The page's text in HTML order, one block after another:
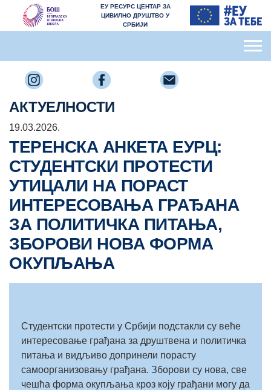
ЕУ РЕСУРС ЦЕНТАР ЗА
ЦИВИЛНО ДРУШТВО У
СРБИЈИ
АКТУЕЛНОСТИ
19.03.2026.
ТЕРЕНСКА АНКЕТА ЕУРЦ:
СТУДЕНТСКИ ПРОТЕСТИ
УТИЦАЛИ НА ПОРАСТ
ИНТЕРЕСОВАЊА ГРАЂАНА
ЗА ПОЛИТИЧКА ПИТАЊА,
ЗБОРОВИ НОВА ФОРМА
ОКУПЉАЊА
Студентски протести у Србији подстакли су веће
интересовање грађана за друштвена и политичка
питања и видљиво допринели порасту
самоорганизовању грађана. Зборови су нова, све
чешћа форма окупљања кроз коју грађани могу да